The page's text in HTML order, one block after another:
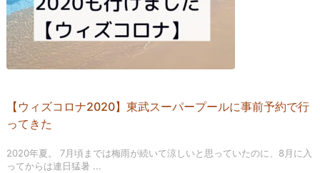
【ウィズコロナ2020】東武スーパープールに事前予約で行
ってきた
2020年夏。 7月頃までは梅雨が続いて涼しいと思っていたのに、8月に入
ってからは連日猛暑 ...